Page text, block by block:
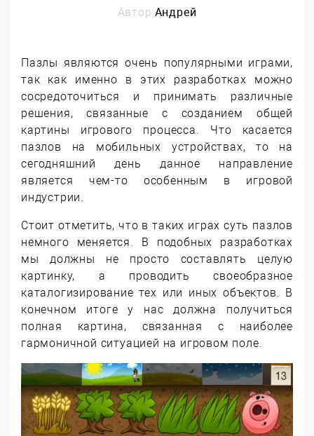
Автор:Андрей
Пазлы являются очень популярными играми,
так как именно в этих разработках можно
сосредоточиться и принимать различные
решения, связанные с созданием общей
картины игрового процесса. Что касается
пазлов на мобильных устройствах, то на
сегодняшний день данное направление
является чем-то особенным в игровой
индустрии.
Стоит отметить, что в таких играх суть пазлов
немного меняется. В подобных разработках
мы должны не просто составлять целую
картинку, а проводить своеобразное
каталогизирование тех или иных объектов. В
конечном итоге у нас должна получиться
полная картина, связанная с наиболее
гармоничной ситуацией на игровом поле.